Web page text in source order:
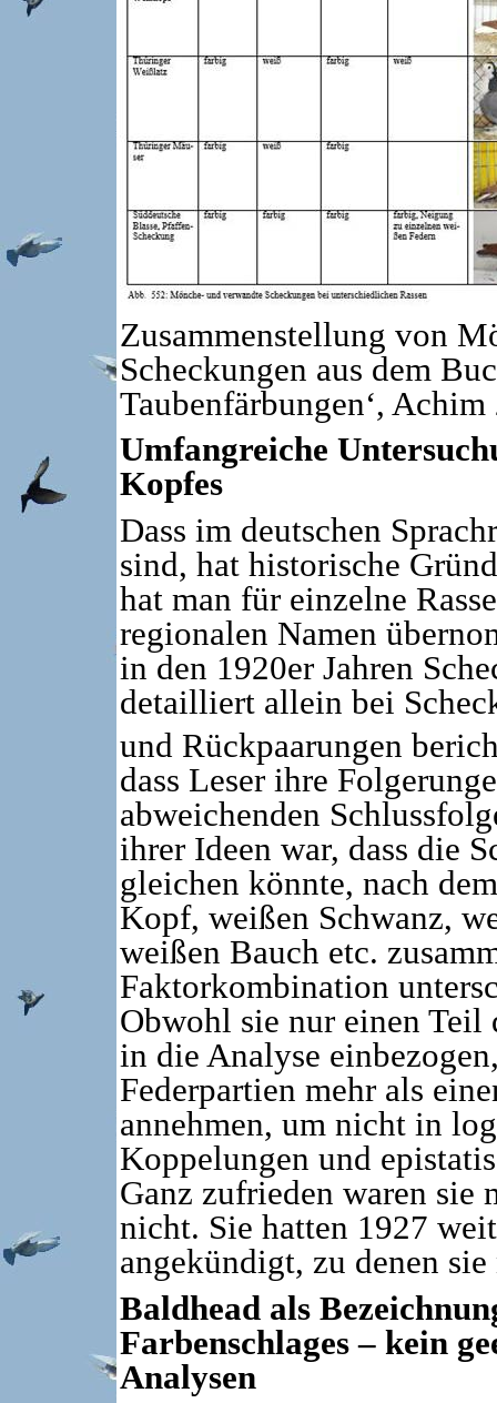
Zusammenstellung von
Scheckungen aus dem
Taubenfärbungen‘, Achim
Umfangreiche
Kopfes
Dass im deutschen
sind, hat historische
hat man für einzelne
regionalen Namen
in den 1920er Jahren
detailliert allein bei
und Rückpaarungen
dass Leser ihre
abweichenden
ihrer Ideen war, dass die
gleichen könnte, nach
Kopf, weißen Schwanz,
weißen Bauch etc.
Faktorkombination
Obwohl sie nur einen Teil
in die Analyse
Federpartien mehr als
annehmen, um nicht in
Koppelungen und
Ganz zufrieden waren sie
nicht. Sie hatten 1927
angekündigt, zu denen
Baldhead als
Farbenschlages – kein
Analysen